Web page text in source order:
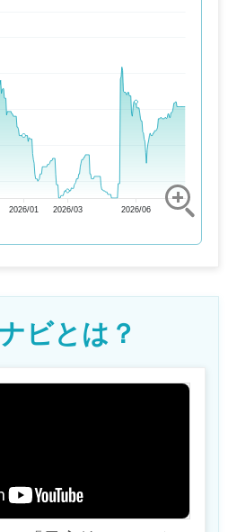
2026/01 2026/03 2026/06
ビとは？